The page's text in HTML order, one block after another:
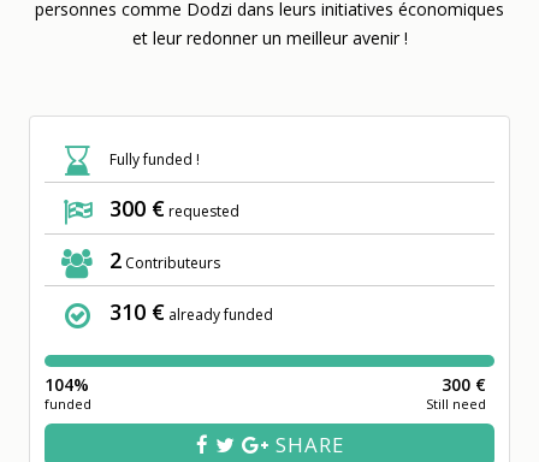
personnes comme Dodzi dans leurs initiatives économiques
et leur redonner un meilleur avenir !
Fully funded !
300 €requested
2 Contributeurs
310 € already funded
104%
funded
300 €
Still need
SHARE